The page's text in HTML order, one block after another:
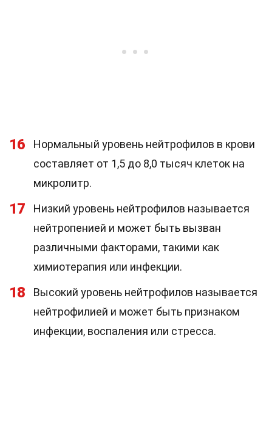
16
Нормальный уровень нейтрофилов в крови
составляет от 1,5 до 8,0 тысяч клеток на
микролитр.
17
Низкий уровень нейтрофилов называется
нейтропенией и может быть вызван
различными факторами, такими как
химиотерапия или инфекции.
18
Высокий уровень нейтрофилов называется
нейтрофилией и может быть признаком
инфекции, воспаления или стресса.